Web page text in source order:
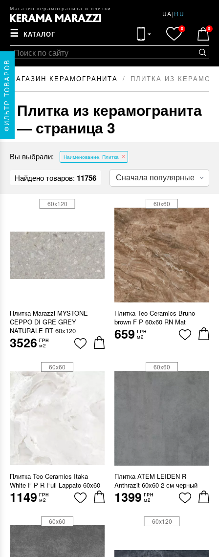
Магазин керамогранита и плитки
UA|RU
☰ КАТАЛОГ
0 0
МАГАЗИН КЕРАМОГРАНИТА ПЛИТКА ИЗ
Плитка из керамогранита
— страница 3
Вы выбрали: Наименование: Плитка
Найдено товаров: 11756
Плитка Marazzi MYSTONE
CEPPO DI GRE GREY
NATURALE RT 60x120
3526 ГРН
м2
60x120
Плитка Teo Ceramics Bruno
brown F P 60x60 RN Mat
659 ГРН
м2
60x60
Плитка Teo Ceramics Itaka
White F P R Full Lappato 60x60
1149 ГРН
м2
60x60
Плитка ATEM LEIDEN R
Anthrazit 60x60 2 см черный
1399 ГРН
м2
60x60
60x60 60x120
ФИЛЬТР ТОВАРОВ